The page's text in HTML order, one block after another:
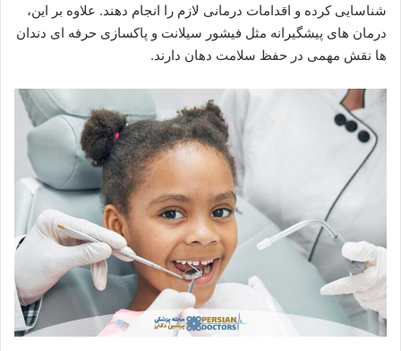
شناسایی کرده و اقدامات درمانی لازم را انجام دهند. علاوه بر این،
درمان های پیشگیرانه مثل فیشور سیلانت و پاکسازی حرفه ای دندان
ها نقش مهمی در حفظ سلامت دهان دارند.